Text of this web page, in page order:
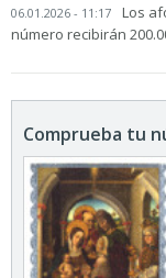
06.01.2026 - 11:17
Los
número recibirán
Comprueba tu